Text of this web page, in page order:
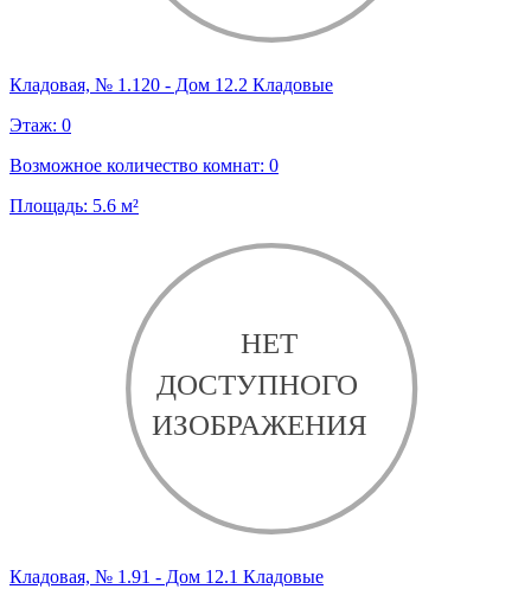
Кладовая, № 1.120 - Дом 12.2 Кладовые
Этаж: 0
Возможное количество комнат: 0
Площадь: 5.6 м²
Кладовая, № 1.91 - Дом 12.1 Кладовые